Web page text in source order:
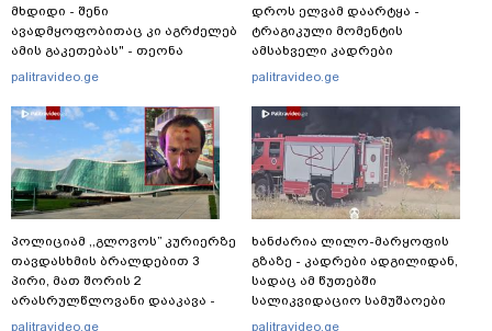
მხდიდი - შენი
ავადმყოფობითაც კი აგრძელებ
ამის გაკეთებას" - თეონა
კონტრიძე მეუღლეს ემოციურ
palitravideo.ge
პოლიციამ ,,გლოვოს” კურიერზე
თავდასხმის ბრალდებით 3
პირი, მათ შორის 2
არასრულწლოვანი დააკავა -
შსს ინფორმაციას ავრცელებს
palitravideo.ge
დროს ელვამ დაარტყა -
ტრაგიკული მომენტის
ამსახველი კადრები
ტაილანდიდან მედიაში
palitravideo.ge
ხანძარია ლილო-მარყოფის
გზაზე - კადრები ადგილიდან,
სადაც ამ წუთებში
სალიკვიდაციო სამუშაოები
მიმდინარეობს
palitravideo.ge